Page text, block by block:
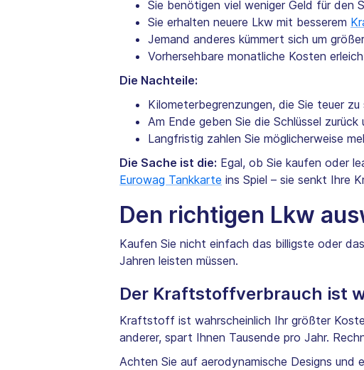
Sie benötigen viel weniger Geld für den
Sie erhalten neuere Lkw mit besserem
Jemand anderes kümmert sich um
Vorhersehbare monatliche Kosten
Die Nachteile:
Kilometerbegrenzungen, die Sie teuer
Am Ende geben Sie die Schlüssel
Langfristig zahlen Sie möglicherweise
Die Sache ist die: Egal, ob Sie kaufen oder
Eurowag Tankkarte ins Spiel – sie senkt Ihre
Den richtigen Lkw
Kaufen Sie nicht einfach das billigste oder
Jahren leisten müssen.
Der Kraftstoffverbrauch ist
Kraftstoff ist wahrscheinlich Ihr größter
anderer, spart Ihnen Tausende pro Jahr.
Achten Sie auf aerodynamische Designs